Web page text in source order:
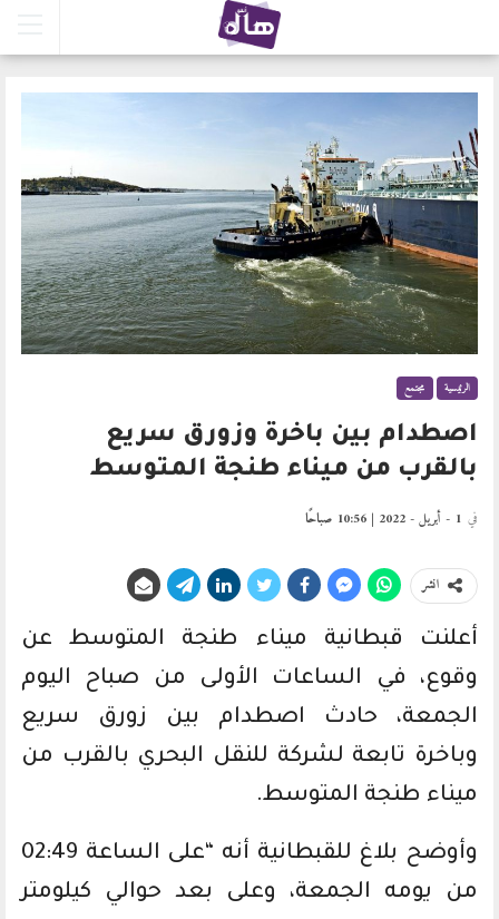
الرئيسية مجتمع
اصطدام بين باخرة وزورق سريع
بالقرب من ميناء طنجة المتوسط
في 1 - أبريل - 2022 | 10:56 صباحًا
انشر
أعلنت قبطانية ميناء طنجة المتوسط عن
وقوع، في الساعات الأولى من صباح اليوم
الجمعة، حادث اصطدام بين زورق سريع
وباخرة تابعة لشركة للنقل البحري بالقرب من
ميناء طنجة المتوسط.
وأوضح بلاغ للقبطانية أنه “على الساعة 02:49
من يومه الجمعة، وعلى بعد حوالي كيلومتر